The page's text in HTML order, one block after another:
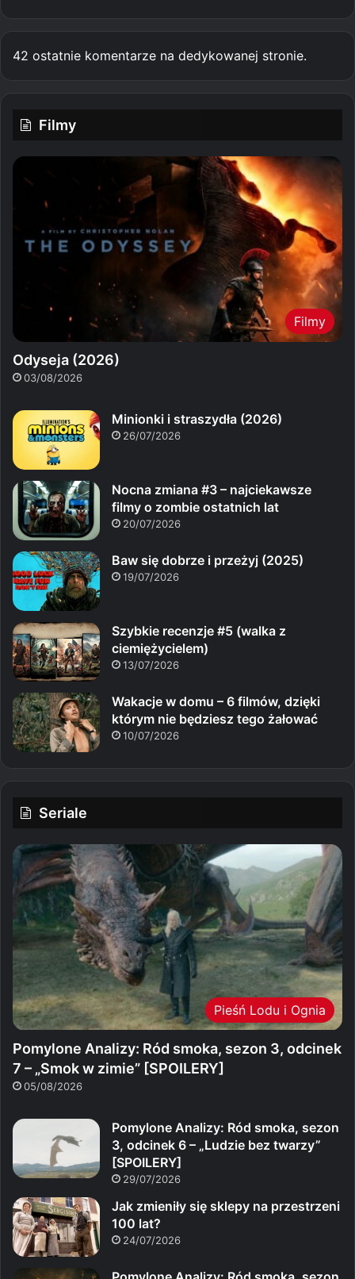
42 ostatnie komentarze na dedykowanej stronie.
Filmy
Filmy
Odyseja (2026)
03/08/2026
Minionki i straszydła (2026)
26/07/2026
Nocna zmiana #3 – najciekawsze
filmy o zombie ostatnich lat
20/07/2026
Baw się dobrze i przeżyj (2025)
19/07/2026
Szybkie recenzje #5 (walka z
ciemiężycielem)
13/07/2026
Wakacje w domu – 6 filmów, dzięki
którym nie będziesz tego żałować
10/07/2026
Seriale
Pieśń Lodu i Ognia
Pomylone Analizy: Ród smoka, sezon 3, odcinek
7 – „Smok w zimie” [SPOILERY]
05/08/2026
Pomylone Analizy: Ród smoka, sezon
3, odcinek 6 – „Ludzie bez twarzy”
[SPOILERY]
29/07/2026
Jak zmieniły się sklepy na przestrzeni
100 lat?
24/07/2026